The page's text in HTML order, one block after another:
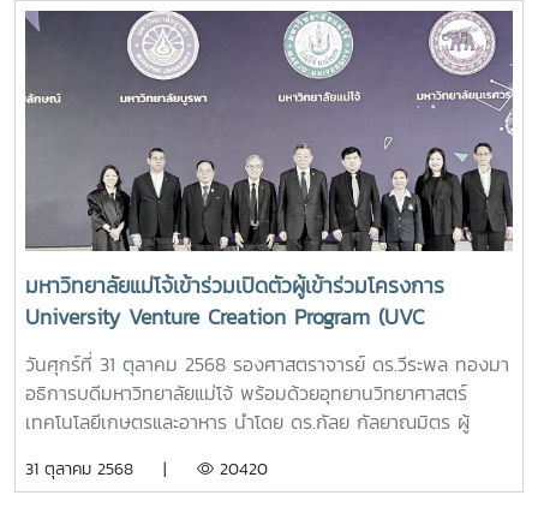
ทำงานด้วย AI: ขับเคลื่อนสู่อนาคตอัจฉริยะ” โดยได้รับเกียรติ
จาก ดร.พันธุ์เพิ่มศักดิ์ อารุณี ผู้ช่วยปลัดกระทรวง กระทรวงการ
อุดมศึกษา วิจัยและนวัตกรรม เป็นประธานกล่าวเปิดและปาฐกถา
พิเศษ หัวข้อ "Transforming Work with AI: Driving
Towards an Intelligent Future" หรือ “พลิกโฉมการทำงาน
ด้วย AI: ขับเคลื่อนสู่อนาคตอัจฉริยะ , รองศาสตราจารย์ ดร.วีระ
พล ทองมา อธิการบดีมหาวิทยาลัยแม่โจ้ กล่าวต้อนรับ และ นาย
เรวัต รัตนกาญจน์ ประธานที่ประชุมสภาข้าราชการ พนักงานและ
ลูกจ้าง มหาวิทยาลัยแห่งประเทศไทย (ปขมท.) กล่าวรายงาน
ณ สำนักบริการวิชาการ มหาวิทยาลัยเชียงใหม่ จังหวัดเชียงใหม่
ในโอกาสนี้ ก่อนเริ่มกิจกรรม ผู้เข้าร่วมประชุมได้ร่วมยืนสงบนิ่ง
เพื่อถวายความอาลัยแด่ สมเด็จพระนางเจ้าสิริกิติ์ พระบรม
ราชินีนาถ พระบรมราชชนนีพันปีหลวง พร้อมน้อมรำลึกในพระ
มหากรุณาธิคุณอันหาที่สุดมิได้ หลังจากนั้นได้ดำเนินกิจกรรมเปิด
การประชุมวิชาการ ครั้งที่ 13 ซึ่งในปีนี้มีผู้เข้าร่วมอบรมประกอบ
และเครือข่ายองค์กรปกครองส่วนท้องถิ่น จำนวน 179 คน เป็น
มหาวิทยาลัยแม่โจ้เข้าร่วมเปิดตัวผู้เข้าร่วมโครงการ
University Venture Creation Program (UVC
Program) ในงาน Thai-Bispa Day 2025
วันศุกร์ที่ 31 ตุลาคม 2568 รองศาสตราจารย์ ดร.วีระพล ทองมา
อธิการบดีมหาวิทยาลัยแม่โจ้ พร้อมด้วยอุทยานวิทยาศาสตร์
เทคโนโลยีเกษตรและอาหาร นำโดย ดร.กัลย กัลยาณมิตร ผู้
โครงการ University Venture Creation Program (UVC
31 ตุลาคม 2568 | 20420